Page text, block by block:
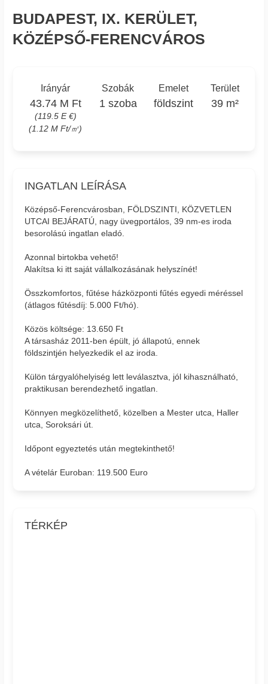
BUDAPEST, IX. KERÜLET,
KÖZÉPSŐ-FERENCVÁROS
Irányár
43.74 M Ft
(119.5 E €)
(1.12 M Ft/㎡)
Szobák
1 szoba
Emelet
földszint
Terület
39 m²
INGATLAN LEÍRÁSA
Középső-Ferencvárosban, FÖLDSZINTI, KÖZVETLEN
UTCAI BEJÁRATÚ, nagy üvegportálos, 39 nm-es iroda
besorolású ingatlan eladó.
Azonnal birtokba vehető!
Alakítsa ki itt saját vállalkozásának helyszínét!
Összkomfortos, fűtése házközponti fűtés egyedi méréssel
(átlagos fűtésdíj: 5.000 Ft/hó).
Közös költsége: 13.650 Ft
A társasház 2011-ben épült, jó állapotú, ennek
földszintjén helyezkedik el az iroda.
Külön tárgyalóhelyiség lett leválasztva, jól kihasználható,
praktikusan berendezhető ingatlan.
Könnyen megközelíthető, közelben a Mester utca, Haller
utca, Soroksári út.
Időpont egyeztetés után megtekinthető!
A vételár Euroban: 119.500 Euro
TÉRKÉP